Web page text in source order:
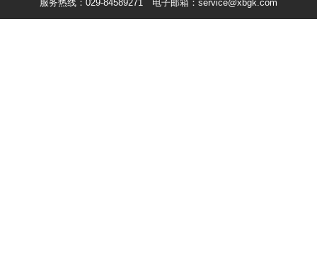
服务热线：029-84589271 电子邮箱：service@xbgk.com